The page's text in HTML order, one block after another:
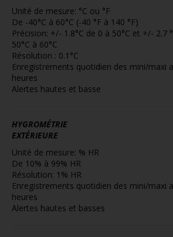
Unité de mesure: °C ou °F
De -40°C à 60°C (-40 °F à 140 °F)
Précision: +/- 1.8°C de 0 à 50°C et +/- 2.7
50°C à 60°C
Résolution : 0.1°C
Enregistrements quotidien des mini/maxi
heures
Alertes hautes et basse
HYGROMÉTRIE
EXTÉRIEURE
Unité de mesure: % HR
De 10% à 99% HR
Résolution: 1% HR
Enregistrements quotidien des mini/maxi
heures
Alertes hautes et basses